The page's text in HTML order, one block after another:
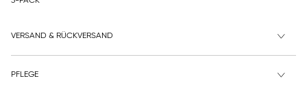
VERSAND & RÜCKVERSAND
PFLEGE